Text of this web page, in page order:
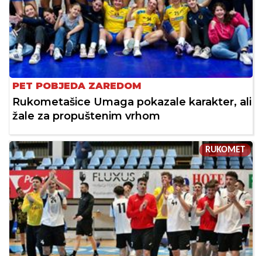
PET POBJEDA ZAREDOM
Rukometašice Umaga pokazale karakter, ali
žale za propuštenim vrhom
RUKOMET